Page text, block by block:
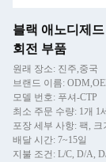
블랙 애노디제
회전 부품
원래 장소: 진주,중국
브랜드 이름:
모델 번호: 푸셔-CTP
최소 주문 수량: 1개 1
포장 세부 사항: 팩, 크
배달 시간: 7~15일
지불 조건: L/C, D/A,